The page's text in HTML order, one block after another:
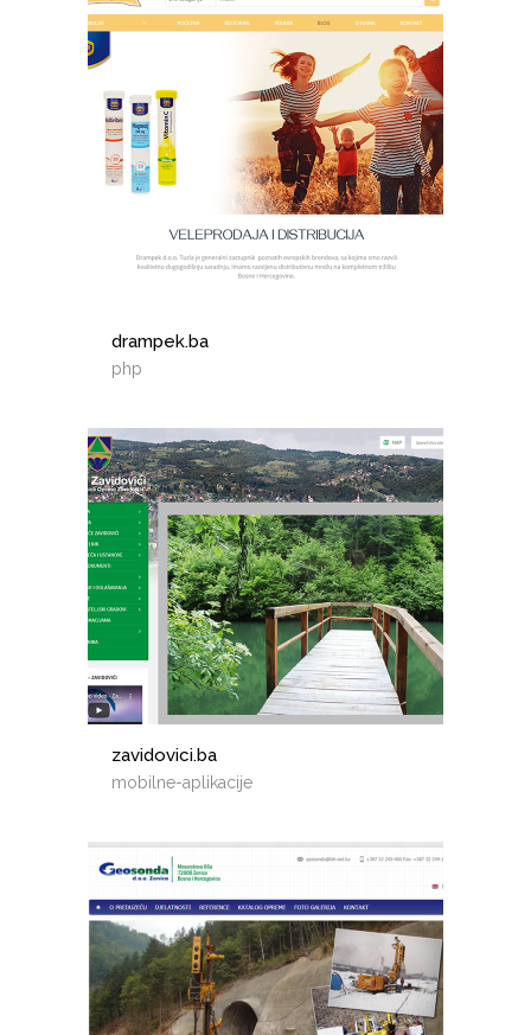
drampek.ba
php
zavidovici.ba
mobilne-aplikacije